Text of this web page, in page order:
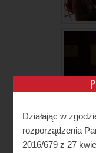
Działając w
rozporządzenia
2016/679 z 27